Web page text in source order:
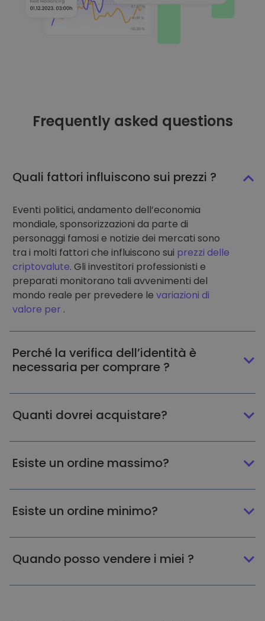
Frequently asked questions
Quali fattori influiscono sui prezzi ?
Eventi politici, andamento dell’economia
mondiale, sponsorizzazioni da parte di
personaggi famosi e notizie dei mercati sono
tra i molti fattori che influiscono sui prezzi delle
criptovalute. Gli investitori professionisti e
preparati monitorano tali avvenimenti del
mondo reale per prevedere le variazioni di
valore per .
Perché la verifica dell’identità è
necessaria per comprare ?
Quanti dovrei acquistare?
Esiste un ordine massimo?
Esiste un ordine minimo?
Quando posso vendere i miei ?